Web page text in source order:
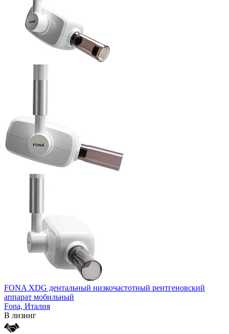
FONA XDG дентальный низкочастотный рентгеновский
аппарат мобильный
Fona, Италия
В лизинг